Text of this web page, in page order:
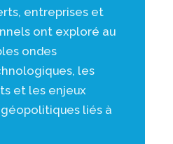
entreprises et
ont exploré au
ondes
les
et les enjeux
liés à